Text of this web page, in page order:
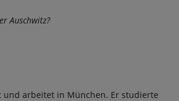
Auschwitz?
und arbeitet in München. Er studierte